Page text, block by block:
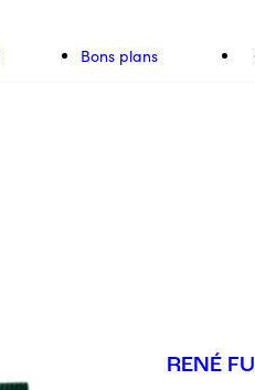
Bons plans
RENÉ